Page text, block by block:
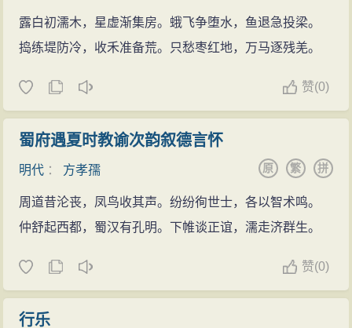
露白初濡木，星虚渐集房。蛾飞争堕水，鱼退急投梁。
捣练堤防冷，收禾准备荒。只愁枣红地，万马逐残羌。
赞(0)
蜀府遇夏时教谕次韵叙德言怀
明代 ： 方孝孺 拼
繁
原
周道昔沦丧，凤鸟收其声。纷纷徇世士，各以智术鸣。
仲舒起西都，蜀汉有孔明。下帷谈正谊，濡走济群生。
赞(0)
行乐